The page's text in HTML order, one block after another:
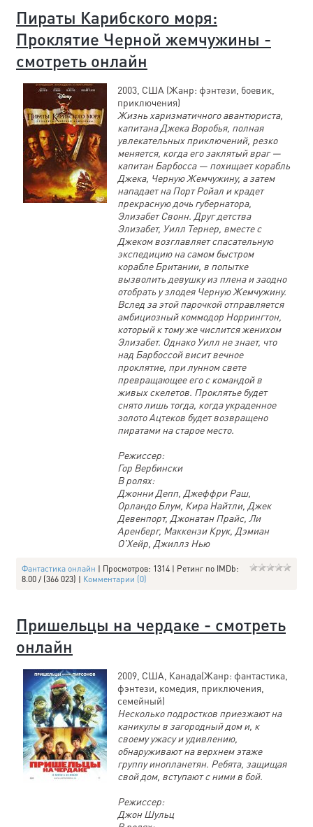
Пираты Карибского моря:
Проклятие Черной жемчужины -
смотреть онлайн
2003, США (Жанр: фэнтези, боевик,
приключения)
Жизнь харизматичного авантюриста,
капитана Джека Воробья, полная
увлекательных приключений, резко
меняется, когда его заклятый враг —
капитан Барбосса — похищает корабль
Джека, Черную Жемчужину, а затем
нападает на Порт Ройал и крадет
прекрасную дочь губернатора,
Элизабет Свонн. Друг детства
Элизабет, Уилл Тернер, вместе с
Джеком возглавляет спасательную
экспедицию на самом быстром
корабле Британии, в попытке
вызволить девушку из плена и заодно
отобрать у злодея Черную Жемчужину.
Вслед за этой парочкой отправляется
амбициозный коммодор Норрингтон,
который к тому же числится женихом
Элизабет. Однако Уилл не знает, что
над Барбоссой висит вечное
проклятие, при лунном свете
превращающее его с командой в
живых скелетов. Проклятье будет
снято лишь тогда, когда украденное
золото Ацтеков будет возвращено
пиратами на старое место.
Режиссер:
Гор Вербински
В ролях:
Джонни Депп, Джеффри Раш,
Орландо Блум, Кира Найтли, Джек
Девенпорт, Джонатан Прайс, Ли
Аренберг, Маккензи Крук, Дэмиан
О’Хейр, Джиллз Нью
Фантастика онлайн | Просмотров: 1314 | Ретинг по IMDb:
8.00 / (366 023) | Комментарии (0)
Пришельцы на чердаке - смотреть
онлайн
2009, США, Канада(Жанр: фантастика,
фэнтези, комедия, приключения,
семейный)
Несколько подростков приезжают на
каникулы в загородный дом и, к
своему ужасу и удивлению,
обнаруживают на верхнем этаже
группу инопланетян. Ребята, защищая
свой дом, вступают с ними в бой.
Режиссер:
Джон Шульц